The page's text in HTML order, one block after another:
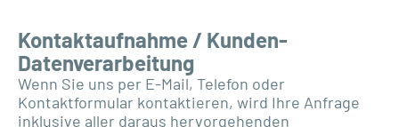
Kontaktaufnahme / Kunden-
Datenverarbeitung
Wenn Sie uns per E-Mail, Telefon oder
Kontaktformular kontaktieren, wird Ihre Anfrage
inklusive aller daraus hervorgehenden